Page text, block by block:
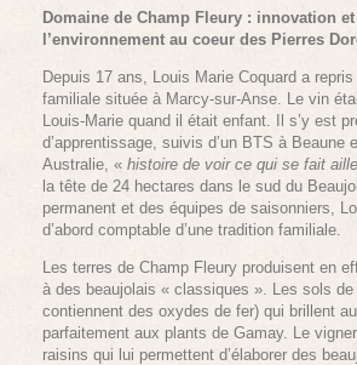
Domaine de Champ Fleury : innovation
l’environnement au coeur des Pierres
Depuis 17 ans, Louis Marie Coquard a repris
familiale située à Marcy-sur-Anse. Le vin
Louis-Marie quand il était enfant. Il s’y est
d’apprentissage, suivis d’un BTS à Beaune
Australie, « histoire de voir ce qui se fait
la tête de 24 hectares dans le sud du
permanent et des équipes de saisonniers,
d’abord comptable d’une tradition familiale.
Les terres de Champ Fleury produisent en
à des beaujolais « classiques ». Les sols de
contiennent des oxydes de fer) qui brillent
parfaitement aux plants de Gamay. Le
raisins qui lui permettent d’élaborer des